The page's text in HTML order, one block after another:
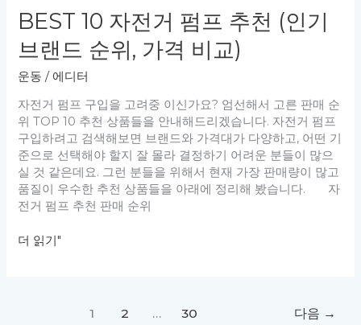
비
교)
여
운
동
추
천
(헬
스
트
레
이
복,
BEST 10 자전거 펌프 추천 (인기
브랜드 순위, 가격 비교)
운동 / 에디터
자전거 펌프 구입을 고려중 이신가요? 엄선해서 고른 판매 순
위 TOP 10 추천 상품들을 안내해드리겠습니다. 자전거 펌프
구입하려고 검색해보면 브랜드와 가격대가 다양하고, 어떤 기
준으로 선택해야 할지 잘 몰라 결정하기 어려운 분들이 많으
실 것 같은데요. 그런 분들을 위해서 현재 가장 판매량이 많고
품질이 우수한 추천 상품들을 아래에 정리해 봤습니다. 자
전거 펌프 추천 판매 순위
BEST
더 읽기"
1 2 … 30 다음 →